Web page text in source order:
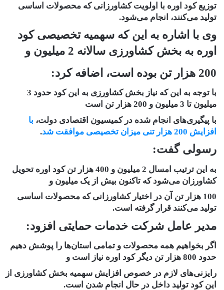
توزیع کود اوره با اولویت کشاورزانی که محصولات اساسی
تولید می‌کنند، انجام می‌شود.
وی با اشاره به این که سهمیه تخصیصی کود
اوره به بخش کشاورزی سالانه 2 میلیون و
200 هزار تن بوده است، اضافه کرد:
با توجه به این که نیاز بخش کشاورزی به این کود حدود 3
میلیون تا 3 میلیون و 200 هزار تن است
با پیگیری‌های انجام شده در کمیسیون اقتصادی دولت، با
افزایش 200 هزار تنی میزان تخصیصی موافقت شد
.
رسولی گفت:
به این ترتیب امسال 2 میلیون و 400 هزار تن کود اوره تحویل
کشاورزان می‌شود که تاکنون بیش از یک میلیون و
100 هزار تن آن در اختیار کشاورزانی که محصولات اساسی
تولید می‌کنند قرار گرفته است.
مدیر عامل شرکت خدمات حمایتی افزود:
اگر بخواهیم همه محصولات و تمامی استان‌ها را پوشش دهیم
حدود 800 هزار تن دیگر کود اوره نیاز است و
رایزنی‌های لازم در خصوص افزایش سهمیه بخش کشاورزی از
این کود تولید داخل در حال انجام شدن است.